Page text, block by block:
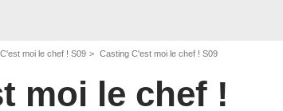
C'est moi le chef ! S09 Casting C'est moi le chef ! S09
moi le chef !